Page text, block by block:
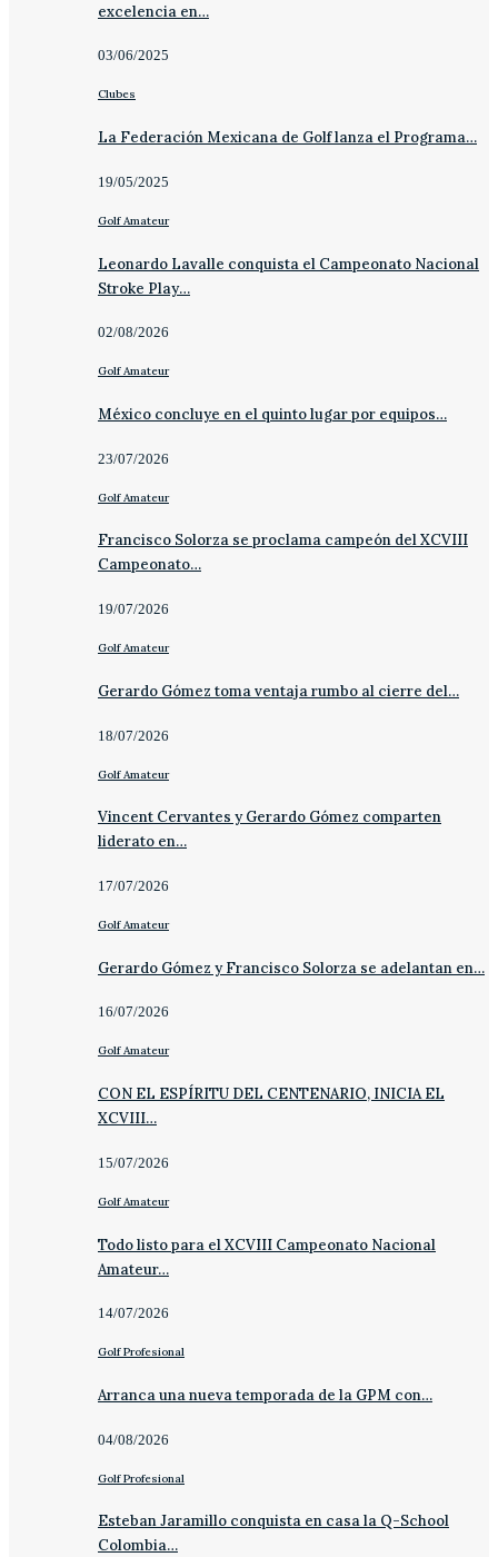
excelencia en…
03/06/2025
Clubes
La Federación Mexicana de Golf lanza el Programa…
19/05/2025
Golf Amateur
Leonardo Lavalle conquista el Campeonato Nacional
Stroke Play…
02/08/2026
Golf Amateur
México concluye en el quinto lugar por equipos…
23/07/2026
Golf Amateur
Francisco Solorza se proclama campeón del XCVIII
Campeonato…
19/07/2026
Golf Amateur
Gerardo Gómez toma ventaja rumbo al cierre del…
18/07/2026
Golf Amateur
Vincent Cervantes y Gerardo Gómez comparten
liderato en…
17/07/2026
Golf Amateur
Gerardo Gómez y Francisco Solorza se adelantan en…
16/07/2026
Golf Amateur
CON EL ESPÍRITU DEL CENTENARIO, INICIA EL
XCVIII…
15/07/2026
Golf Amateur
Todo listo para el XCVIII Campeonato Nacional
Amateur…
14/07/2026
Golf Profesional
Arranca una nueva temporada de la GPM con…
04/08/2026
Golf Profesional
Esteban Jaramillo conquista en casa la Q-School
Colombia…